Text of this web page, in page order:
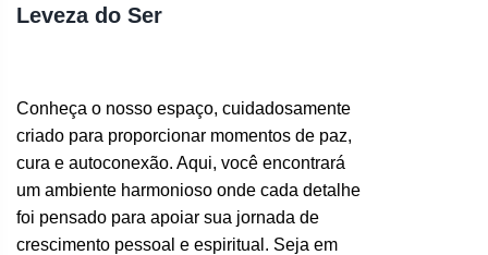
Leveza do Ser
Conheça o nosso espaço, cuidadosamente
criado para proporcionar momentos de paz,
cura e autoconexão. Aqui, você encontrará
um ambiente harmonioso onde cada detalhe
foi pensado para apoiar sua jornada de
crescimento pessoal e espiritual. Seja em